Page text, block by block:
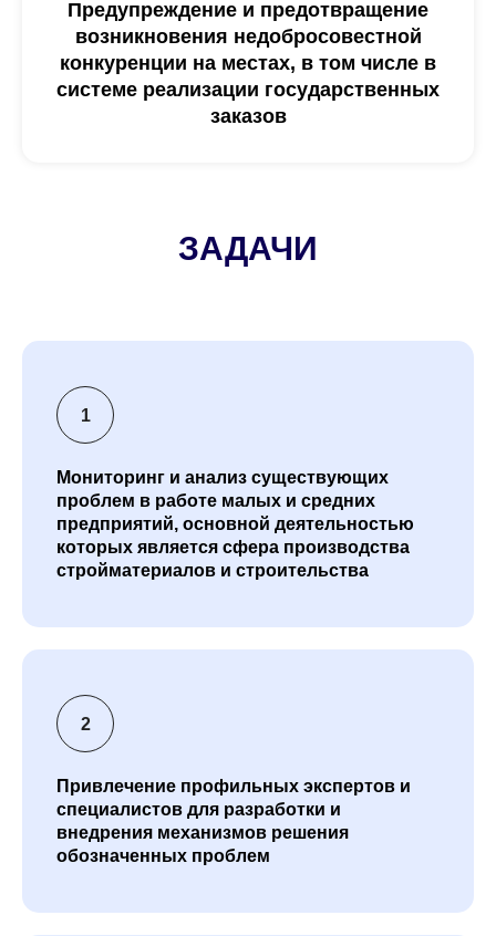
Предупреждение и предотвращение
возникновения недобросовестной
конкуренции на местах, в том числе в
системе реализации государственных
заказов
ЗАДАЧИ
Мониторинг и анализ существующих
проблем в работе малых и средних
предприятий, основной деятельностью
которых является сфера производства
стройматериалов и строительства
Привлечение профильных экспертов и
специалистов для разработки и
внедрения механизмов решения
обозначенных проблем